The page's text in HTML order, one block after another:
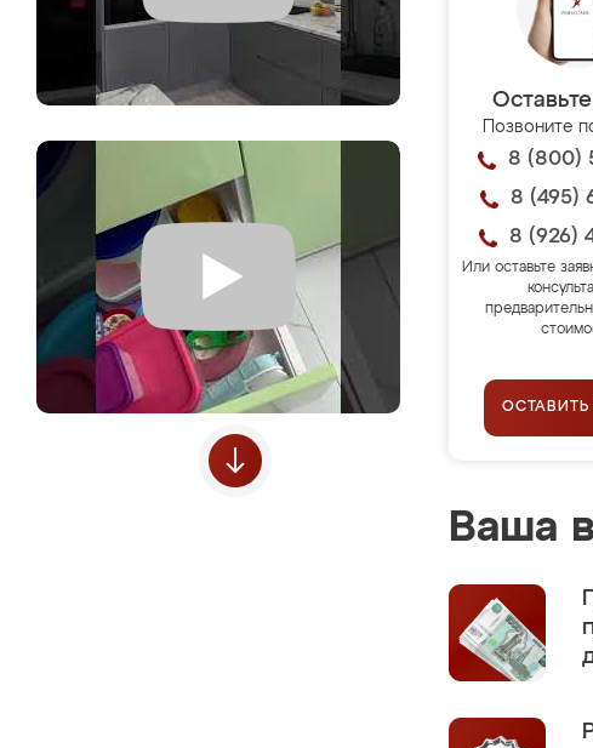
Позвоните
8 (800)
8 (495)
8 (926)
Или оставьте
ОСТАВИТЬ
Ваша